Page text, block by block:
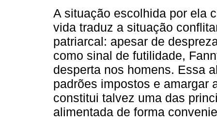
A situação escolhida por ela
vida traduz a situação
patriarcal: apesar de
como sinal de futilidade,
desperta nos homens. Essa
padrões impostos e amargar
constitui talvez uma das
alimentada de forma